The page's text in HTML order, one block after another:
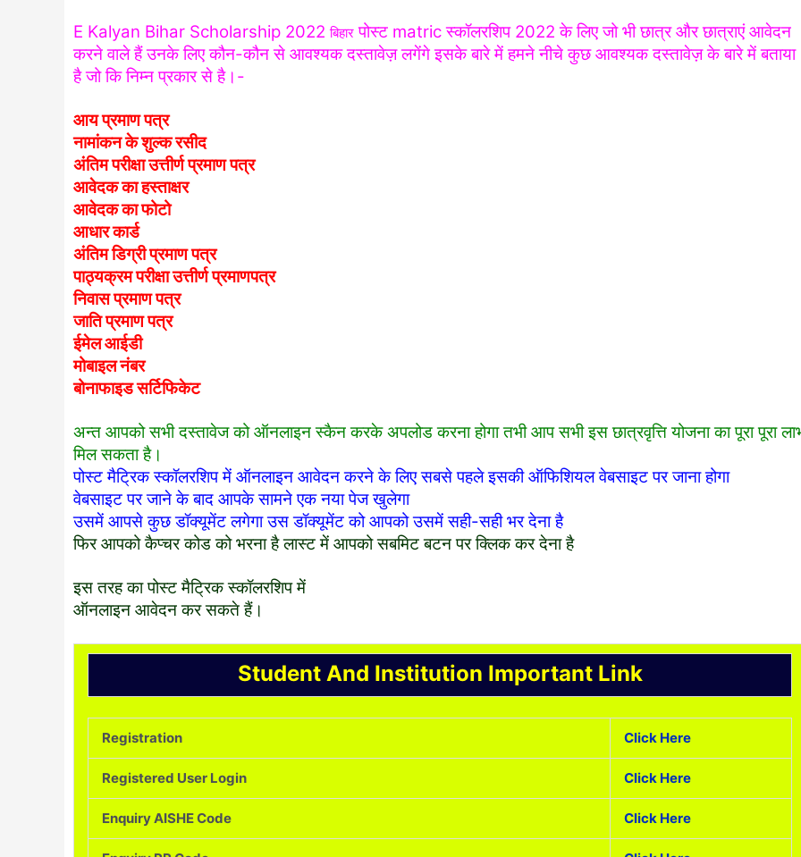
E Kalyan Bihar Scholarship 2022बिहार पोस्ट matric स्कॉलरशिप 2022 के लिए जो भी छात्र और छात्राएं आवेदन
करने वाले हैं उनके लिए कौन-कौन से आवश्यक दस्तावेज़ लगेंगे इसके बारे में हमने नीचे कुछ आवश्यक दस्तावेज़ के बारे में बताया
है जो कि निम्न प्रकार से है।-
आय प्रमाण पत्र
नामांकन के शुल्क रसीद
अंतिम परीक्षा उत्तीर्ण प्रमाण पत्र
आवेदक का हस्ताक्षर
आवेदक का फोटो
आधार कार्ड
अंतिम डिग्री प्रमाण पत्र
पाठ्यक्रम परीक्षा उत्तीर्ण प्रमाणपत्र
निवास प्रमाण पत्र
जाति प्रमाण पत्र
ईमेल आईडी
मोबाइल नंबर
बोनाफाइड सर्टिफिकेट
अन्त आपको सभी दस्तावेज को ऑनलाइन स्कैन करके अपलोड करना होगा तभी आप सभी इस छात्रवृत्ति योजना का पूरा पूरा
मिल सकता है।
पोस्ट मैट्रिक स्कॉलरशिप में ऑनलाइन आवेदन करने के लिए सबसे पहले इसकी ऑफिशियल वेबसाइट पर जाना होगा
वेबसाइट पर जाने के बाद आपके सामने एक नया पेज खुलेगा
उसमें आपसे कुछ डॉक्यूमेंट लगेगा उस डॉक्यूमेंट को आपको उसमें सही-सही भर देना है
फिर आपको कैप्चर कोड को भरना है लास्ट में आपको सबमिट बटन पर क्लिक कर देना है
इस तरह का पोस्ट मैट्रिक स्कॉलरशिप में
ऑनलाइन आवेदन कर सकते हैं।
Student And Institution Important Link
Registration Click Here
Registered User Login Click Here
Enquiry AISHE Code Click Here